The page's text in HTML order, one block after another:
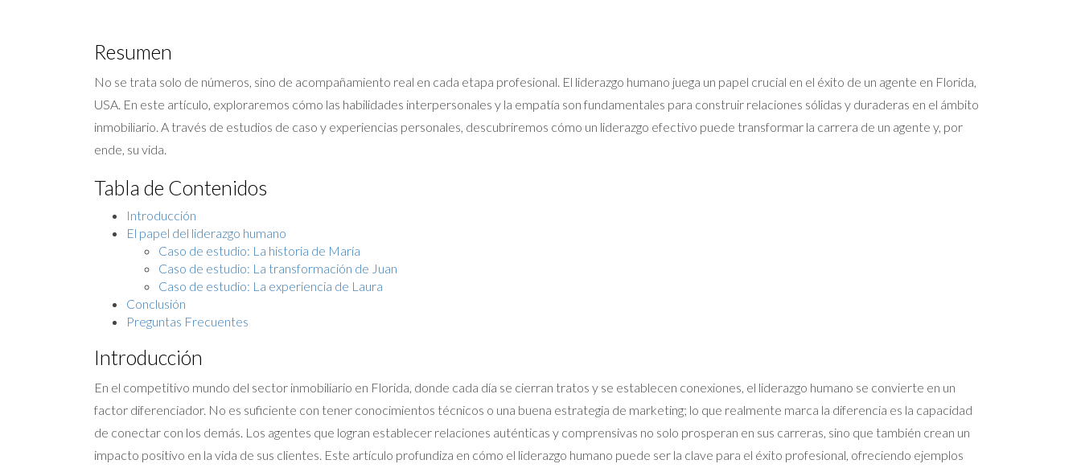
Resumen
No se trata solo de números, sino de acompañamiento real en cada etapa profesional. El liderazgo humano juega un papel crucial en el éxito de un agente en Florida,
USA. En este artículo, exploraremos cómo las habilidades interpersonales y la empatía son fundamentales para construir relaciones sólidas y duraderas en el ámbito
inmobiliario. A través de estudios de caso y experiencias personales, descubriremos cómo un liderazgo efectivo puede transformar la carrera de un agente y, por
ende, su vida.
Tabla de Contenidos
Introducción
El papel del liderazgo humano
Caso de estudio: La historia de María
Caso de estudio: La transformación de Juan
Caso de estudio: La experiencia de Laura
Conclusión
Preguntas Frecuentes
Introducción
En el competitivo mundo del sector inmobiliario en Florida, donde cada día se cierran tratos y se establecen conexiones, el liderazgo humano se convierte en un
factor diferenciador. No es suficiente con tener conocimientos técnicos o una buena estrategia de marketing; lo que realmente marca la diferencia es la capacidad
de conectar con los demás. Los agentes que logran establecer relaciones auténticas y comprensivas no solo prosperan en sus carreras, sino que también crean un
impacto positivo en la vida de sus clientes. Este artículo profundiza en cómo el liderazgo humano puede ser la clave para el éxito profesional, ofreciendo ejemplos